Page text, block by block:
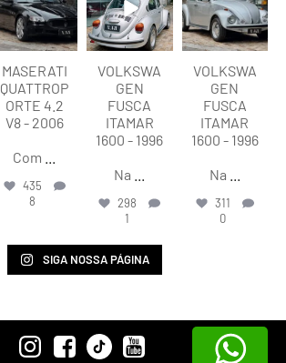
MASERATI
QUATTROP
ORTE 4.2
V8 - 2006
Com
435
8
VOLKSWA
GEN
FUSCA
ITAMAR
1600 - 1996
Na
298
1
VOLKSWA
GEN
FUSCA
ITAMAR
1600 - 1996
Na
311
0
SIGA NOSSA PÁGINA